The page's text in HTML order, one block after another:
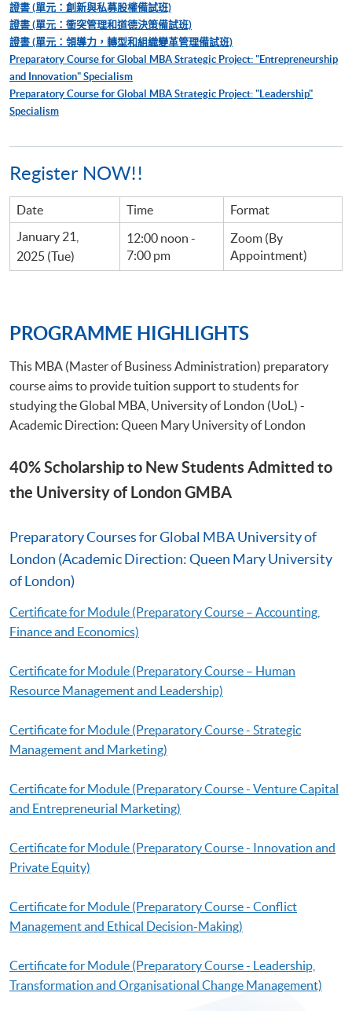
證書 (單元：創新與私募股權備試班)
證書 (單元：衝突管理和道德決策備試班)
證書 (單元：領導力，轉型和組織變革管理備試班)
Preparatory Course for Global MBA Strategic Project: "Entrepreneurship
and Innovation" Specialism
Preparatory Course for Global MBA Strategic Project: "Leadership"
Specialism
Register NOW!!
Date Time
Format
January 21,
2025 (Tue)
12:00 noon -
7:00 pm
Zoom (By
Appointment)
PROGRAMME HIGHLIGHTS
This MBA (Master of Business Administration) preparatory
course aims to provide tuition support to students for
studying the Global MBA, University of London (UoL) -
Academic Direction: Queen Mary University of London
40% Scholarship to New Students Admitted to
the University of London GMBA
Preparatory Courses for Global MBA University of
London (Academic Direction: Queen Mary University
of London)
Certificate for Module (Preparatory Course – Accounting,
Finance and Economics)
Certificate for Module (Preparatory Course – Human
Resource Management and Leadership)
Certificate for Module (Preparatory Course - Strategic
Management and Marketing)
Certificate for Module (Preparatory Course - Venture Capital
and Entrepreneurial Marketing)
Certificate for Module (Preparatory Course - Innovation and
Private Equity)
Certificate for Module (Preparatory Course - Conflict
Management and Ethical Decision-Making)
Certificate for Module (Preparatory Course - Leadership,
Transformation and Organisational Change Management)